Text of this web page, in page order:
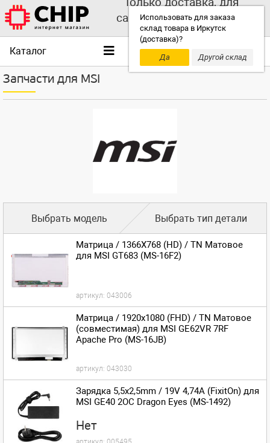
Использовать для заказа
склад товара в Иркутск
(доставка)?
Да
Другой склад
самовывоза выбирайте
другой склад!
Каталог
Запчасти для MSI
Выбрать модель Выбрать тип детали
Матрица / 1366X768 (HD) / TN Матовое
для MSI GT683 (MS-16F2)
артикул: 043006
Матрица / 1920x1080 (FHD) / TN Матовое
(совместимая) для MSI GE62VR 7RF
Apache Pro (MS-16JB)
артикул: 043030
Зарядка 5,5x2,5mm / 19V 4,74A (FixitOn) для
MSI GE40 2OC Dragon Eyes (MS-1492)
Нет